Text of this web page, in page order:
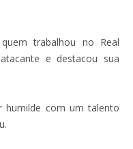
trabalhou no Real
e destacou sua
humilde com um talento